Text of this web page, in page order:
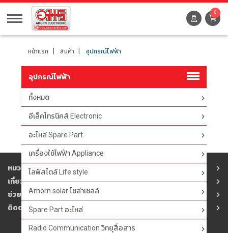
0
หน้าแรก สินค้า อุปกรณ์ไฟฟ้า
อุปกรณ์ไฟฟ้า
ทั้งหมด
อีเล็คโทรนิคส์ Electronic
อะไหล่ Spare Part
เครื่องใช้ไฟฟ้า Appliance
ไลฟ์สไตล์ Life style
Amorn solar โซล่าเซลล์
Spare Part อะไหล่
Radio Communication วิทยุสื่อสาร
ตัวกรอง
หมวดสินค้า
เกี่ยวกับอมร
ช่วยเหลือ
ติดต่ออมร